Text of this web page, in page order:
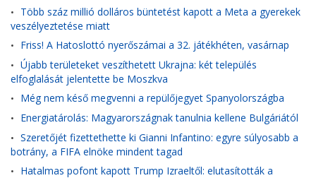
• Több száz millió dolláros büntetést kapott a Meta a gyerekek
veszélyeztetése miatt
• Friss! A Hatoslottó nyerőszámai a 32. játékhéten, vasárnap
• Újabb területeket veszíthetett Ukrajna: két település
elfoglalását jelentette be Moszkva
• Még nem késő megvenni a repülőjegyet Spanyolországba
• Energiatárolás: Magyarországnak tanulnia kellene Bulgáriától
• Szeretőjét fizettethette ki Gianni Infantino: egyre súlyosabb a
botrány, a FIFA elnöke mindent tagad
• Hatalmas pofont kapott Trump Izraeltől: elutasították a